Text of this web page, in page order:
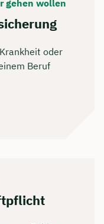
gehen wollen
oder
Beruf